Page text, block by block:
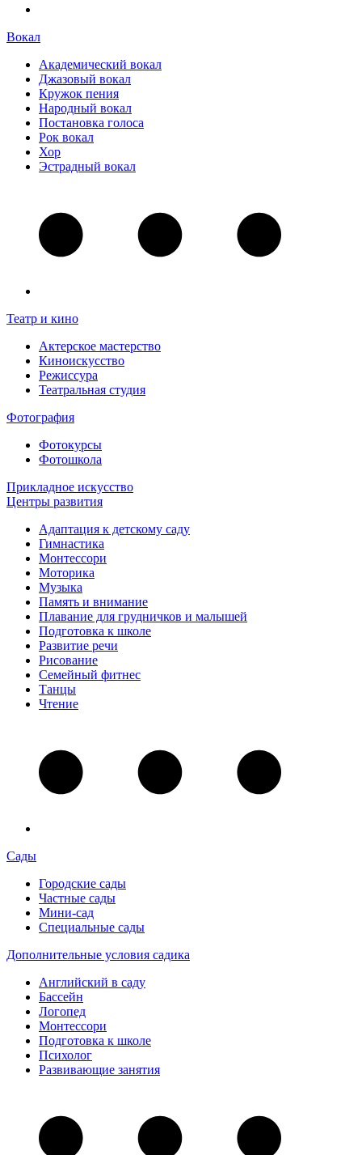
Вокал
Академический вокал
Джазовый вокал
Кружок пения
Народный вокал
Постановка голоса
Рок вокал
Хор
Эстрадный вокал
Театр и кино
Актерское мастерство
Киноискусство
Режиссура
Театральная студия
Фотография
Фотокурсы
Фотошкола
Прикладное искусство
Центры развития
Адаптация к детскому саду
Гимнастика
Монтессори
Моторика
Музыка
Память и внимание
Плавание для грудничков и малышей
Подготовка к школе
Развитие речи
Рисование
Семейный фитнес
Танцы
Чтение
Сады
Городские сады
Частные сады
Мини-сад
Специальные сады
Дополнительные условия садика
Английский в саду
Бассейн
Логопед
Монтессори
Подготовка к школе
Психолог
Развивающие занятия